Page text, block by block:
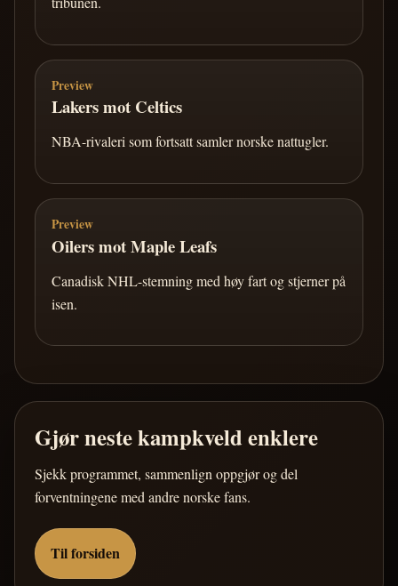
Preview
Lakers mot Celtics
NBA-rivaleri som fortsatt samler norske nattugler.
Preview
Oilers mot Maple Leafs
Canadisk NHL-stemning med høy fart og stjerner på
isen.
Gjør neste kampkveld enklere
Sjekk programmet, sammenlign oppgjør og del
forventningene med andre norske fans.
Til forsiden